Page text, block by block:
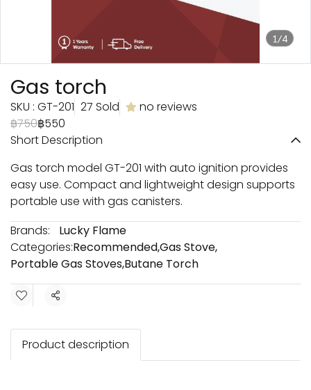
1/4
Gas torch
SKU : GT-201 27 Sold
no reviews
฿750฿550
Short Description
Gas torch model GT-201 with auto ignition provides
easy use. Compact and lightweight design supports
portable use with gas canisters.
Brands:
Lucky Flame
Categories:Recommended,Gas Stove,
Portable Gas Stoves,Butane Torch
Share
Product description